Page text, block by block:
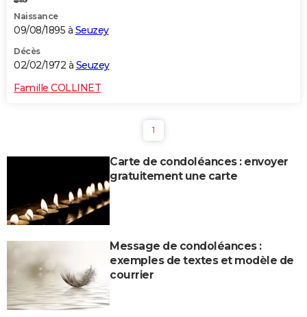
Naissance
09/08/1895 à Seuzey
Décès
02/02/1972 à Seuzey
Famille COLLINET
1
Carte de condoléances : envoyer
gratuitement une carte
Message de condoléances :
exemples de textes et modèle de
courrier